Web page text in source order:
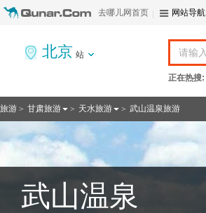
去哪儿网首页 网站导航
北京 站
正在热搜:
旅游 > 甘肃旅游 > 天水旅游 > 武山温泉旅游
武山温泉